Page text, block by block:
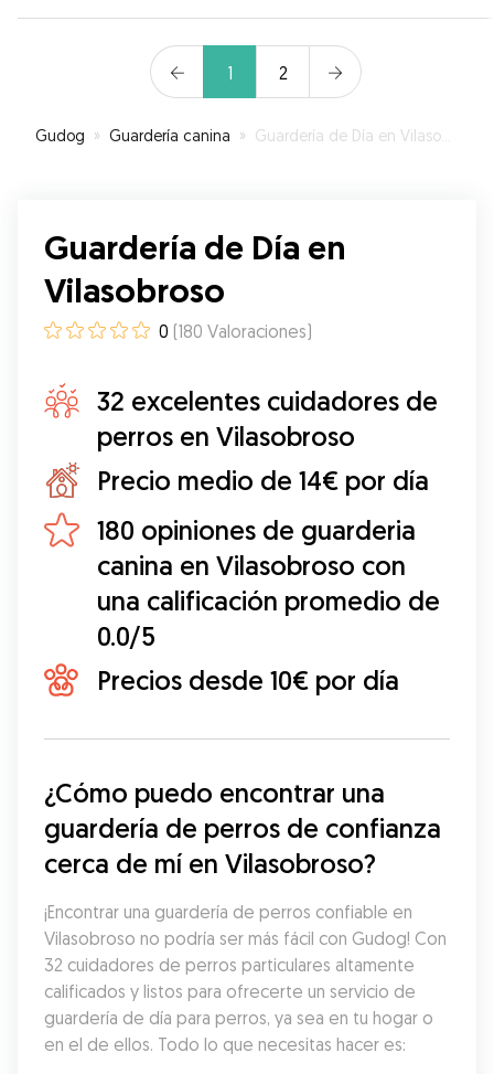
todo lo que hizo Milka en nuestra ausencia y la
1
2
Gudog » Guardería canina » Guardería de Día en Vilasobroso
Guardería de Día en
Vilasobroso
0 (180 Valoraciones)
32 excelentes cuidadores de
perros en Vilasobroso
Precio medio de 14€ por día
180 opiniones de guarderia
canina en Vilasobroso con
una calificación promedio de
0.0/5
Precios desde 10€ por día
¿Cómo puedo encontrar una
guardería de perros de confianza
cerca de mí en Vilasobroso?
¡Encontrar una guardería de perros confiable en
Vilasobroso no podría ser más fácil con Gudog! Con
32 cuidadores de perros particulares altamente
calificados y listos para ofrecerte un servicio de
guardería de día para perros, ya sea en tu hogar o
en el de ellos. Todo lo que necesitas hacer es: